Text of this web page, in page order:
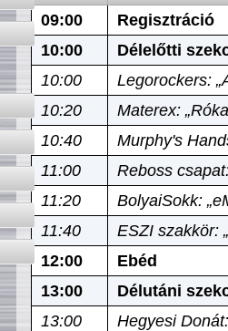
09:00
Regisztráció
10:00
Délelőtti
10:00
Legorockers:
10:20
Materex:
10:40
Murphy's
11:00
Reboss
11:20
BolyaiSokk:
11:40
ESZI szakkör:
12:00
Ebéd
13:00
Délutáni
13:00
Hegyesi